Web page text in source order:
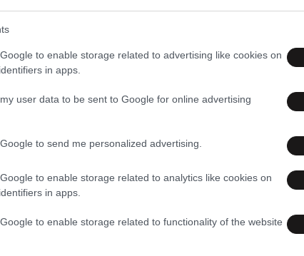
to enable storage related to advertising like cookies on
in apps.
user data to be sent to Google for online advertising
to send me personalized advertising.
to enable storage related to analytics like cookies on
in apps.
to enable storage related to functionality of the website